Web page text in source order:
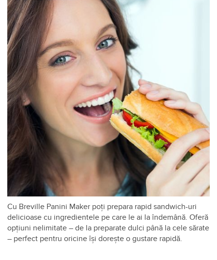
Cu Breville Panini Maker poți prepara rapid sandwich-uri
delicioase cu ingredientele pe care le ai la îndemână. Oferă
opțiuni nelimitate – de la preparate dulci până la cele sărate
– perfect pentru oricine își dorește o gustare rapidă.